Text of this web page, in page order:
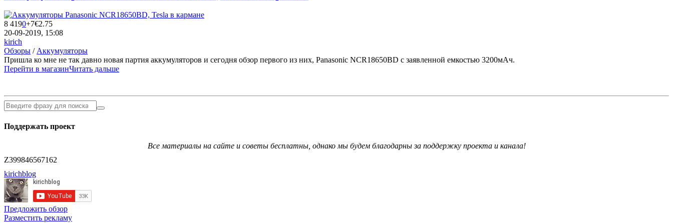
8 4190+7€2.75
20-09-2019, 15:08
kirich
Обзоры /Аккумуляторы
Пришла ко мне не так давно новая партия аккумуляторов и сегодня обзор первого из них, Panasonic NCR18650BD с заявленной емкостью 3200мАч.
Перейти в магазинЧитать дальше
Поддержать проект
Все материалы на сайте и советы бесплатны, однако мы будем благодарны за поддержку проекта и канала!
Z399846567162
kirichblog
Предложить обзор
Разместить рекламу